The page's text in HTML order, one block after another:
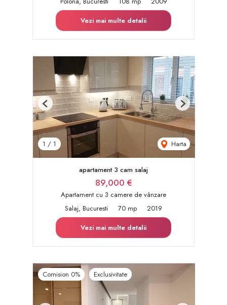
Vezi mai multe detalii
1 / 1 Harta
Previous Next
apartament 3 cam salaj
89,000 €
Apartament cu 3 camere de vânzare
Salaj, Bucuresti
70 mp
2019
Vezi mai multe detalii
Comision 0% Exclusivitate